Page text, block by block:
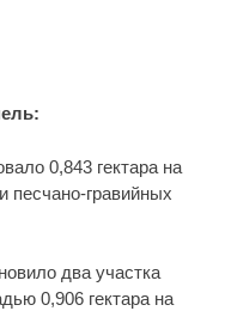
0,843 гектара на
песчано-гравийных
два участка
0,906 гектара на